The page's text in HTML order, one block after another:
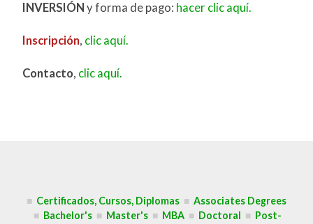
INVERSIÓN y forma de pago: hacer clic aquí.
Inscripción, clic aquí.
Contacto, clic aquí.
■ Certificados, Cursos, Diplomas ■ Associates Degrees
■ Bachelor's ■ Master's ■ MBA ■ Doctoral ■ Post-